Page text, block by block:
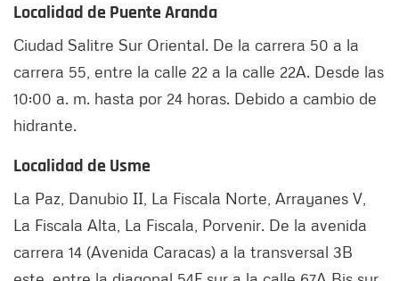
Localidad de Puente Aranda
Ciudad Salitre Sur Oriental. De la carrera 50 a la
carrera 55, entre la calle 22 a la calle 22A. Desde las
10:00 a. m. hasta por 24 horas. Debido a cambio de
hidrante.
Localidad de Usme
La Paz, Danubio II, La Fiscala Norte, Arrayanes V,
La Fiscala Alta, La Fiscala, Porvenir. De la avenida
carrera 14 (Avenida Caracas) a la transversal 3B